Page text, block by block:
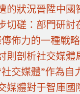
的狀況晉陞中
切磋：部門研
佈力的一種戰
則剖析社交媒
交媒體”作為
媒體對于智庫